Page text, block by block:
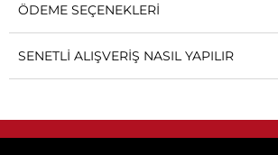
ÖDEME SEÇENEKLERI
SENETLI ALIŞVERIŞ NASIL YAPILIR